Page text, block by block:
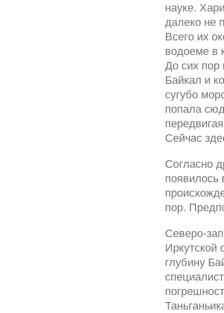
науке.
далеко не
Всего их
водоеме в
До сих пор
Байкал и
сугубо
попала
Сейчас
Согласно
появилось
пор.
Северо-
Иркутской
глубину